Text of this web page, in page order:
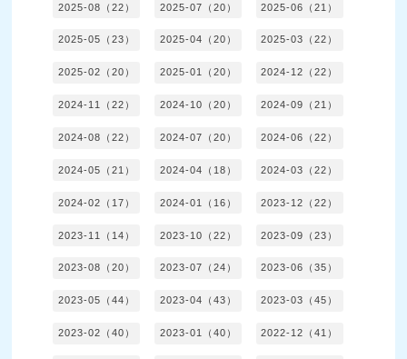
2025-08（22） 2025-07（20） 2025-06（21）
2025-05（23） 2025-04（20） 2025-03（22）
2025-02（20） 2025-01（20） 2024-12（22）
2024-11（22） 2024-10（20） 2024-09（21）
2024-08（22） 2024-07（20） 2024-06（22）
2024-05（21） 2024-04（18） 2024-03（22）
2024-02（17） 2024-01（16） 2023-12（22）
2023-11（14） 2023-10（22） 2023-09（23）
2023-08（20） 2023-07（24） 2023-06（35）
2023-05（44） 2023-04（43） 2023-03（45）
2023-02（40） 2023-01（40） 2022-12（41）